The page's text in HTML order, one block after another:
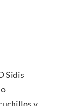
Sidis
y